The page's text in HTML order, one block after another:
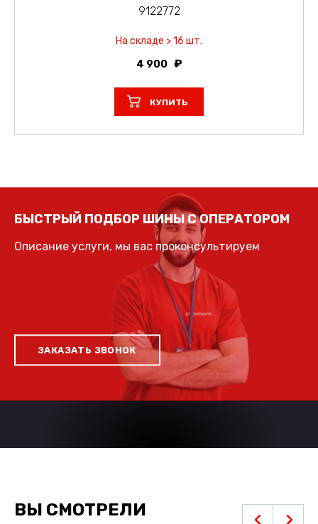
9122772
На складе > 16 шт.
4 900
КУПИТЬ
БЫСТРЫЙ ПОДБОР ШИНЫ С ОПЕРАТОРОМ
Описание услуги, мы вас проконсультируем
ЗАКАЗАТЬ ЗВОНОК
ВЫ СМОТРЕЛИ